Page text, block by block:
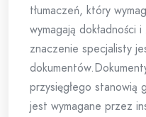
tłumaczeń, który
wymagają dokładności
znaczenie specjalisty
przysięgłego stanowią
jest wymagane przez